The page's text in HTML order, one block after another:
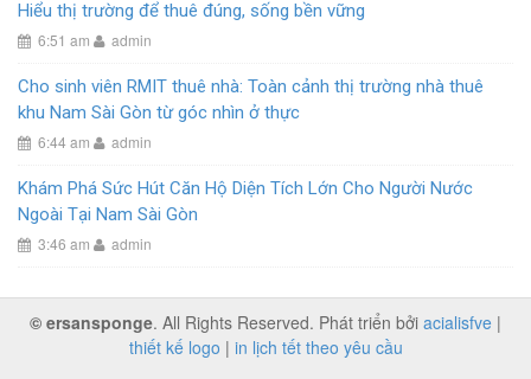
Hiểu thị trường để thuê đúng, sống bền vững
6:51 am admin
Cho sinh viên RMIT thuê nhà: Toàn cảnh thị trường nhà thuê
khu Nam Sài Gòn từ góc nhìn ở thực
6:44 am admin
Khám Phá Sức Hút Căn Hộ Diện Tích Lớn Cho Người Nước
Ngoài Tại Nam Sài Gòn
3:46 am admin
© ersansponge. All Rights Reserved. Phát triển bởi acialisfve |
thiết kế logo | in lịch tết theo yêu cầu